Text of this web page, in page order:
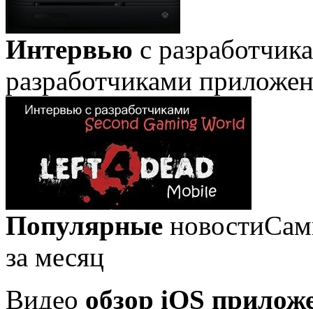
Интервью с
разработчиками
Популярные новости
за месяц
Видео обзор iOS